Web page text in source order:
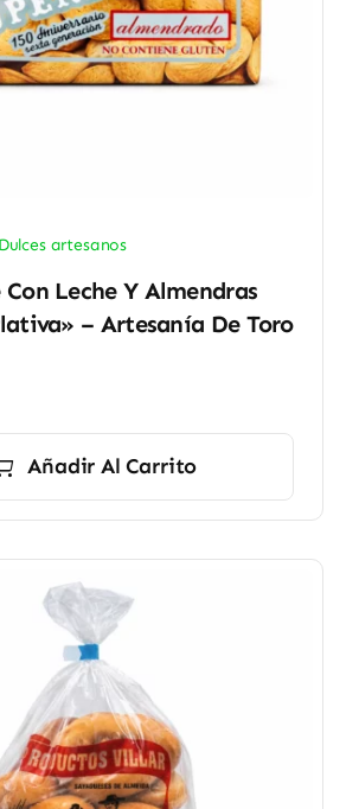
artesanos
Leche Y Almendras
– Artesanía De Toro
Añadir Al Carrito